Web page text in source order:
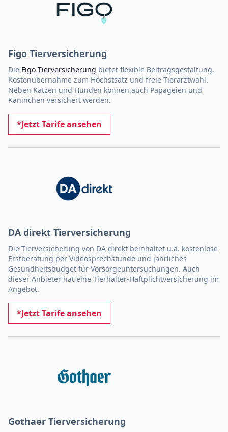
Figo Tierversicherung
Die Figo Tierversicherung bietet flexible Beitragsgestaltung,
Kostenübernahme zum Höchstsatz und freie Tierarztwahl.
Neben Katzen und Hunden können auch Papageien und
Kaninchen versichert werden.
*Jetzt Tarife ansehen
DA direkt Tierversicherung
Die Tierversicherung von DA direkt beinhaltet u.a. kostenlose
Erstberatung per Videosprechstunde und jährliches
Gesundheitsbudget für Vorsorgeuntersuchungen. Auch
dieser Anbieter hat eine Tierhalter-Haftplichtversicherung im
Angebot.
*Jetzt Tarife ansehen
Gothaer Tierversicherung